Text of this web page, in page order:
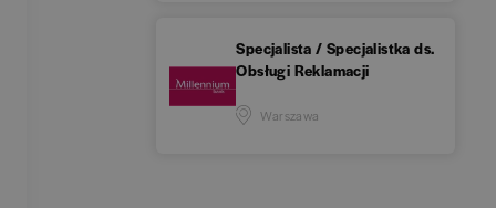
Specjalista / Specjalistka ds.
Obsługi Reklamacji
Warszawa